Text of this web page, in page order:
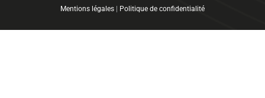
Mentions légales Politique de confidentialité